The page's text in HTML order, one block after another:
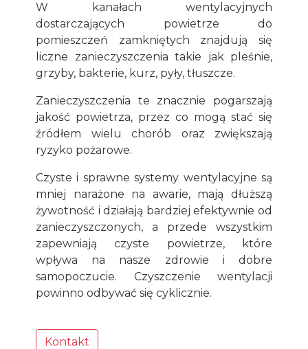
W kanałach wentylacyjnych
dostarczających powietrze do
pomieszczeń zamkniętych znajdują się
liczne zanieczyszczenia takie jak pleśnie,
grzyby, bakterie, kurz, pyły, tłuszcze.
Zanieczyszczenia te znacznie pogarszają
jakość powietrza, przez co mogą stać się
źródłem wielu chorób oraz zwiększają
ryzyko pożarowe.
Czyste i sprawne systemy wentylacyjne są
mniej narażone na awarie, mają dłuższą
żywotność i działają bardziej efektywnie od
zanieczyszczonych, a przede wszystkim
zapewniają czyste powietrze, które
wpływa na nasze zdrowie i dobre
samopoczucie. Czyszczenie wentylacji
powinno odbywać się cyklicznie.
Kontakt